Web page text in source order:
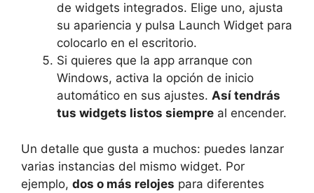
de widgets integrados. Elige uno, ajusta
su apariencia y pulsa Launch Widget para
colocarlo en el escritorio.
Si quieres que la app arranque con
Windows, activa la opción de inicio
automático en sus ajustes. Así tendrás
tus widgets listos siempre al encender.
Un detalle que gusta a muchos: puedes lanzar
varias instancias del mismo widget. Por
ejemplo, dos o más relojes para diferentes